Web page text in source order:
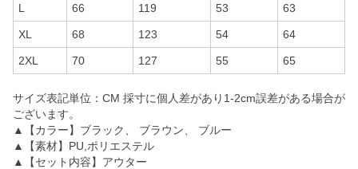
L 66 119 53 63
XL 68 123 54 64
2XL 70 127 55 65
サイズ表記単位：CM 採寸に個人差があり1-2cm誤差がある場合が
ございます。
▲【カラー】ブラック、 ブラウン、 ブルー
▲【素材】PU,ポリエステル
▲【セット内容】アウター